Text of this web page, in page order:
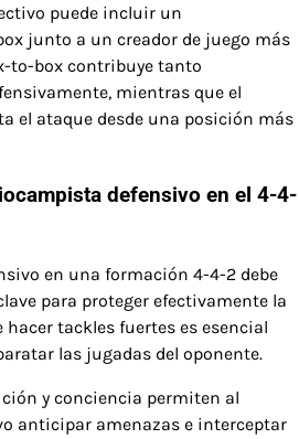
puede incluir un
junto a un creador de juego más
to-box contribuye tanto
mientras que el
el ataque desde una posición más
defensivo en el 4-4-
en una formación 4-4-2 debe
para proteger efectivamente la
hacer tackles fuertes es esencial
las jugadas del oponente.
y conciencia permiten al
anticipar amenazas e interceptar